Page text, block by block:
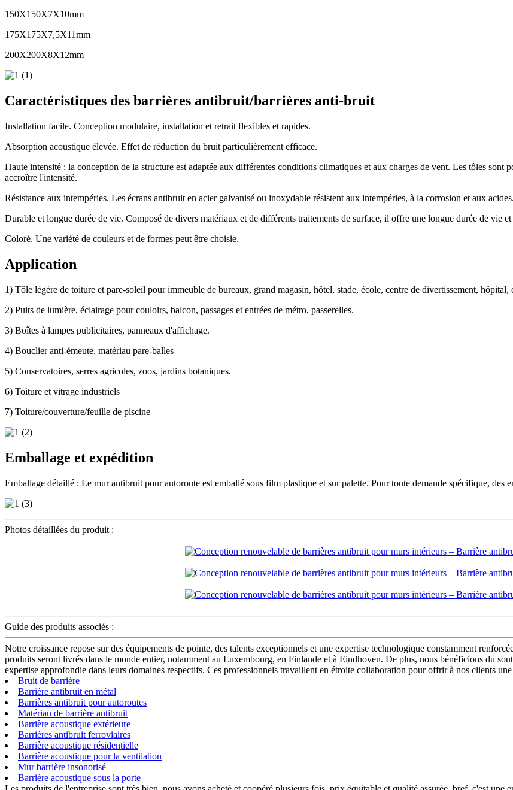
150X150X7X10mm
175X175X7,5X11mm
200X200X8X12mm
Caractéristiques des barrières antibruit/barrières anti-bruit
Installation facile. Conception modulaire, installation et retrait flexibles et rapides.
Absorption acoustique élevée. Effet de réduction du bruit particulièrement efficace.
Haute intensité : la conception de la structure est adaptée aux différentes conditions climatiques et aux charges de vent. Les tôles
accroître l'intensité.
Résistance aux intempéries. Les écrans antibruit en acier galvanisé ou inoxydable résistent aux intempéries, à la corrosion et aux acides.
Durable et longue durée de vie. Composé de divers matériaux et de différents traitements de surface, il offre une longue durée de vie
Coloré. Une variété de couleurs et de formes peut être choisie.
Application
1) Tôle légère de toiture et pare-soleil pour immeuble de bureaux, grand magasin, hôtel, stade, école, centre de divertissement, hôpital,
2) Puits de lumière, éclairage pour couloirs, balcon, passages et entrées de métro, passerelles.
3) Boîtes à lampes publicitaires, panneaux d'affichage.
4) Bouclier anti-émeute, matériau pare-balles
5) Conservatoires, serres agricoles, zoos, jardins botaniques.
6) Toiture et vitrage industriels
7) Toiture/couverture/feuille de piscine
Emballage et expédition
Emballage détaillé : Le mur antibruit pour autoroute est emballé sous film plastique et sur palette. Pour toute demande spécifique, des
Photos détaillées du produit :
Guide des produits associés :
Notre croissance repose sur des équipements de pointe, des talents exceptionnels et une expertise technologique constamment
produits seront livrés dans le monde entier, notamment au Luxembourg, en Finlande et à Eindhoven. De plus, nous bénéficions du
expertise approfondie dans leurs domaines respectifs. Ces professionnels travaillent en étroite collaboration pour offrir à nos clients
Bruit de barrière
Barrière antibruit en métal
Barrières antibruit pour autoroutes
Matériau de barrière antibruit
Barrière acoustique extérieure
Barrières antibruit ferroviaires
Barrière acoustique résidentielle
Barrière acoustique pour la ventilation
Mur barrière insonorisé
Barrière acoustique sous la porte